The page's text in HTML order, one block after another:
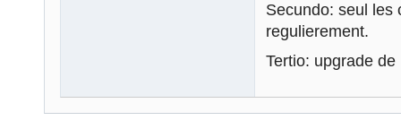
Secundo: seul les
regulierement.
Tertio: upgrade